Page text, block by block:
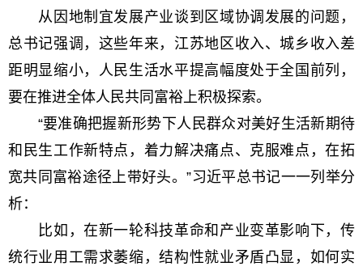
从因地制宜发展产业谈到区域协调发展的问题，
总书记强调，这些年来，江苏地区收入、城乡收入差
距明显缩小，人民生活水平提高幅度处于全国前列，
要在推进全体人民共同富裕上积极探索。
“要准确把握新形势下人民群众对美好生活新期待
和民生工作新特点，着力解决痛点、克服难点，在拓
宽共同富裕途径上带好头。”习近平总书记一一列举分
析：
比如，在新一轮科技革命和产业变革影响下，传
统行业用工需求萎缩，结构性就业矛盾凸显，如何实